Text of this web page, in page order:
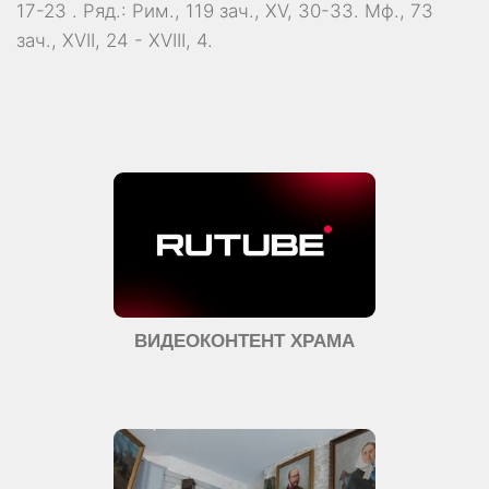
17-23 . Ряд.: Рим., 119 зач., XV, 30-33. Мф., 73
зач., XVII, 24 - XVIII, 4.
ВИДЕОКОНТЕНТ ХРАМА